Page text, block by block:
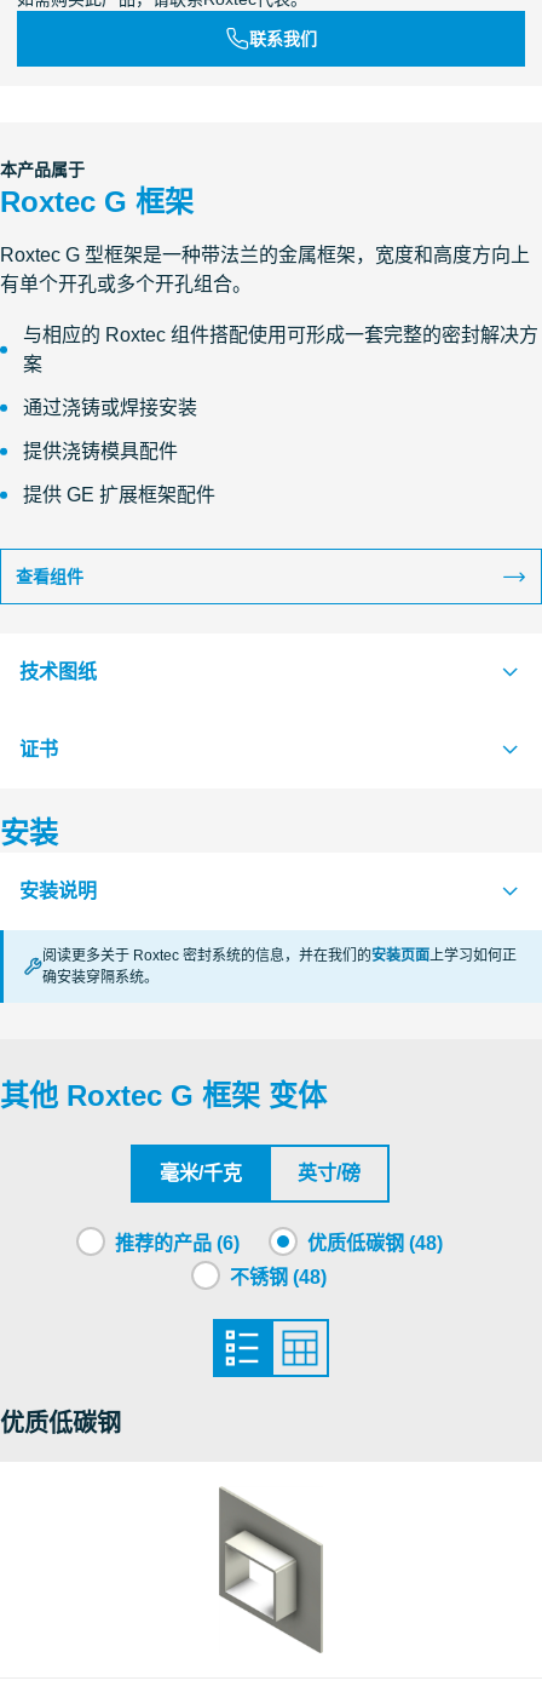
联系我们
本产品属于
Roxtec G 框架
Roxtec G 型框架是一种带法兰的金属框架，宽度和高度方向上
有单个开孔或多个开孔组合。
与相应的 Roxtec 组件搭配使用可形成一套完整的密封解决方
案
通过浇铸或焊接安装
提供浇铸模具配件
提供 GE 扩展框架配件
查看组件
技术图纸
S1005558 G FRAME +SINGLE AND +COMBINATION FRAME
证书
认证机构
RISE
CSA
Underwriters Laboratories Inc.
Roxtec International AB
Roxtec International AB
Factory Mutual Approval
安装
安装说明
APERTURE DIMENSIONS G SERIES (en)
阅读更多关于 Roxtec 密封系统的信息，并在我们的安装页面上学习如何正
确安装穿隔系统。
其他 Roxtec G 框架 变体
毫米/千克 英寸/磅
推荐的产品 (6)
优质低碳钢 (48)
不锈钢 (48)
优质低碳钢